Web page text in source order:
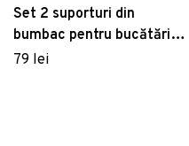
Set 2 suporturi din
bumbac pentru bucătărie
Södahl, 23 x 23 cm, bej
79 lei